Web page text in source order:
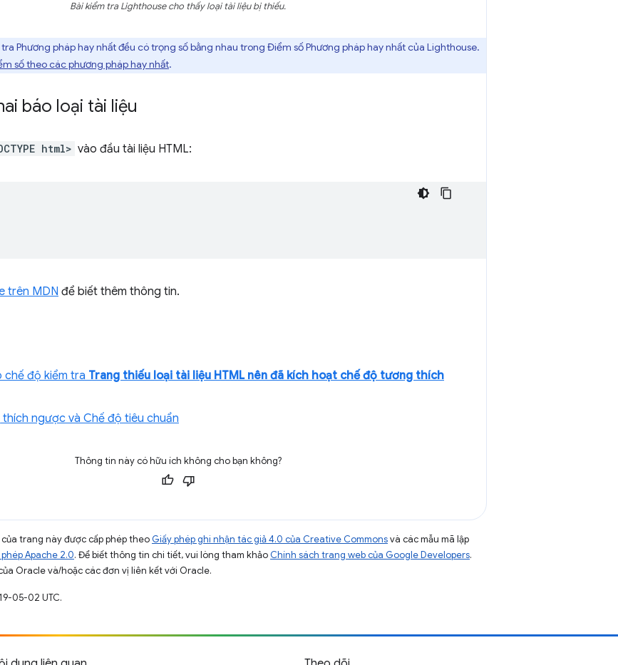
Bài kiểm tra Lighthouse cho thấy loại tài liệu bị thiếu.
Phương pháp hay nhất đều có trọng số bằng nhau trong Điểm số Phương pháp hay nhất của Lighthouse.
số theo các phương pháp hay nhất.
báo loại tài liệu
html> vào đầu tài liệu HTML:
trên MDN để biết thêm thông tin.
chế độ kiểm tra Trang thiếu loại tài liệu HTML nên đã kích hoạt chế độ tương thích
ngược và Chế độ tiêu chuẩn
Thông tin này có hữu ích không cho bạn không?
trang này được cấp phép theo Giấy phép ghi nhận tác giả 4.0 của Creative Commonsvà các mẫu mã lập
Apache 2.0. Để biết thông tin chi tiết, vui lòng tham khảo Chính sách trang web của Google Developers.
Oracle và/hoặc các đơn vị liên kết với Oracle.
05-02 UTC.